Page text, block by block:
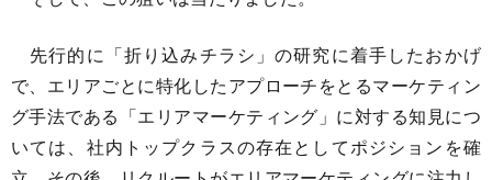
先行的に「折り込みチラシ」の研究に着手したおかげ
で、エリアごとに特化したアプローチをとるマーケティン
グ手法である「エリアマーケティング」に対する知見につ
いては、社内トップクラスの存在としてポジションを確